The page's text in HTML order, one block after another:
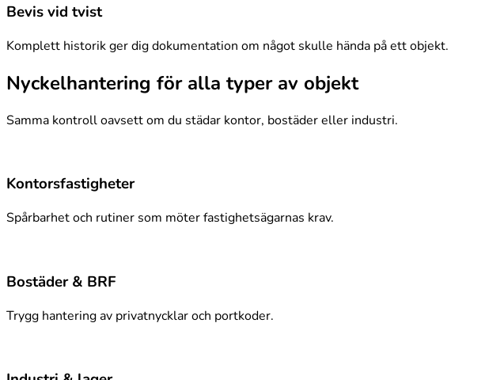
Bevis vid tvist
Komplett historik ger dig dokumentation om något skulle hända på ett objekt.
Nyckelhantering för alla typer av objekt
Samma kontroll oavsett om du städar kontor, bostäder eller industri.
Kontorsfastigheter
Spårbarhet och rutiner som möter fastighetsägarnas krav.
Bostäder & BRF
Trygg hantering av privatnycklar och portkoder.